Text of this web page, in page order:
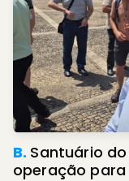
B. Santuário
operação para